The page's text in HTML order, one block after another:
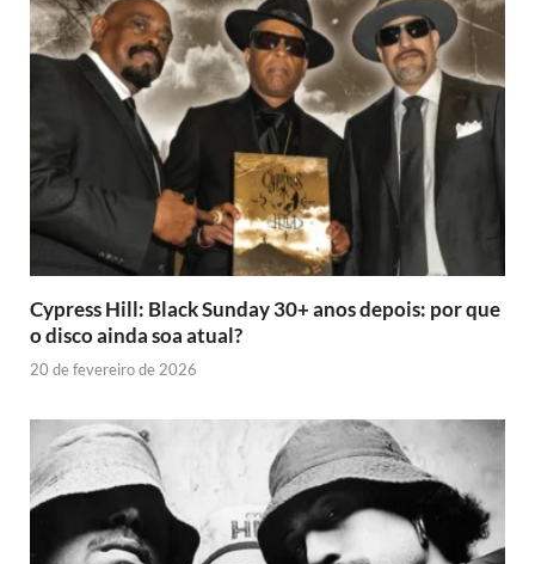
Cypress Hill: Black Sunday 30+ anos depois: por que
o disco ainda soa atual?
20 de fevereiro de 2026